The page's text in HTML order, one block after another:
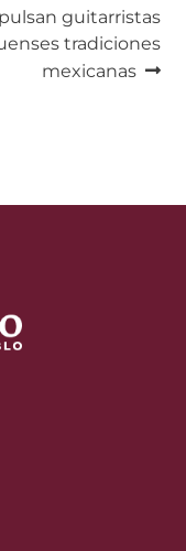
guitarristas
tradiciones
mexicanas